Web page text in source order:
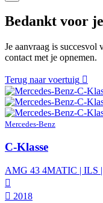
Bedankt voor
Je aanvraag is
contact met je opnemen.
Terug naar voertuig
Mercedes-Benz
C-Klasse
AMG 43 4MATIC | ILS |
2018